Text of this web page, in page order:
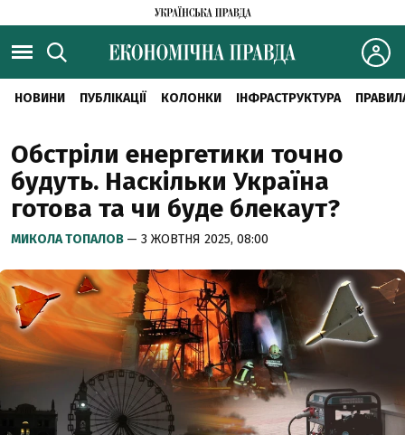
НОВИНИ ПУБЛІКАЦІЇ КОЛОНКИ ІНФРАСТРУКТУРА
Обстріли енергетики точно
будуть. Наскільки Україна
готова та чи буде блекаут?
МИКОЛА ТОПАЛОВ — 3 ЖОВТНЯ 2025, 08:00